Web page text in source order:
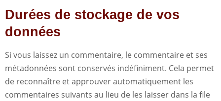
Durées de stockage de vos
données
Si vous laissez un commentaire, le commentaire et ses
métadonnées sont conservés indéfiniment. Cela permet
de reconnaître et approuver automatiquement les
commentaires suivants au lieu de les laisser dans la file